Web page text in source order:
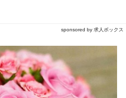
sponsored by 求人ボックス